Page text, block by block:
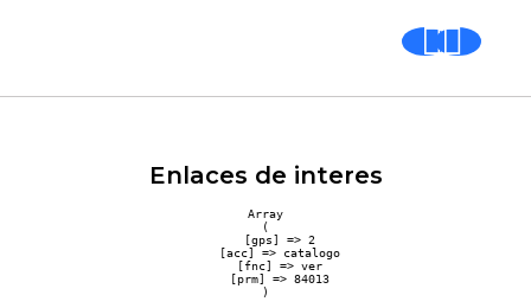
Enlaces de interes
Array
(
    [gps] => 2
    [acc] => catalogo
    [fnc] => ver
    [prm] => 84013